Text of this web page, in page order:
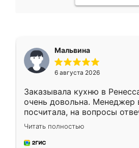
Мальвина
6 августа 2026
Заказывала кухню в
очень довольна. Менеджер
посчитала, на вопросы
Замерщик приехал в
делу со всей
за день, ребята работали
Читать полностью